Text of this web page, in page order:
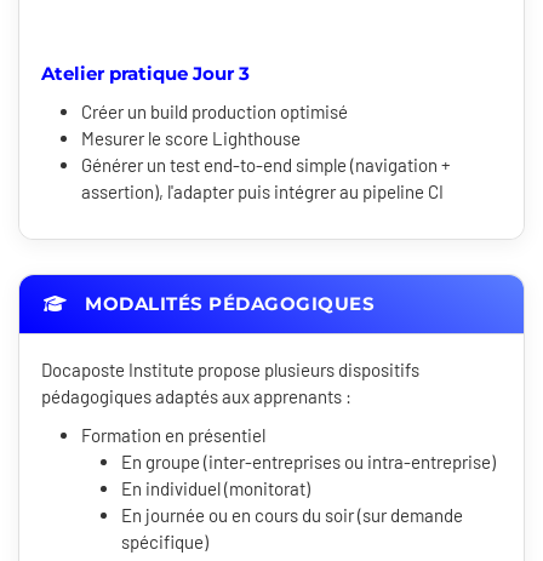
Atelier pratique Jour 3
Créer un build production optimisé
Mesurer le score Lighthouse
Générer un test end-to-end simple (navigation +
assertion), l'adapter puis intégrer au pipeline CI
MODALITÉS PÉDAGOGIQUES
Docaposte Institute propose plusieurs dispositifs
pédagogiques adaptés aux apprenants :
Formation en présentiel
En groupe (inter-entreprises ou intra-entreprise)
En individuel (monitorat)
En journée ou en cours du soir (sur demande
spécifique)